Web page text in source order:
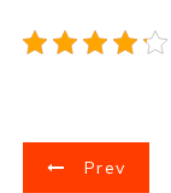
N
Prev